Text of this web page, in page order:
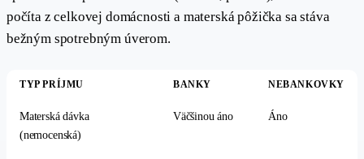
počíta z celkovej domácnosti a materská pôžička sa stáva
bežným spotrebným úverom.
TYP PRÍJMU BANKY NEBANKOVKY
Materská dávka
(nemocenská)
Väčšinou áno Áno